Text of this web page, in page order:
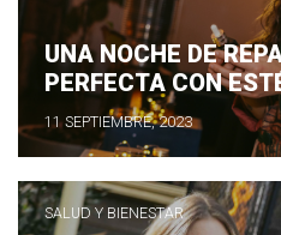
UNA NOCHE DE
PERFECTA CON
11 SEPTIEMBRE, 2023
SALUD Y BIENESTAR